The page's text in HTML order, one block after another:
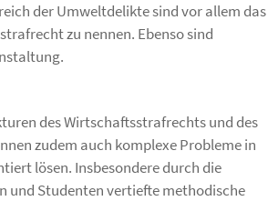
der Umweltdelikte sind vor allem das
zu nennen. Ebenso sind
des Wirtschaftsstrafrechts und des
zudem auch komplexe Probleme in
lösen. Insbesondere durch die
und Studenten vertiefte methodische